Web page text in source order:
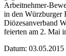
Arbeitnehmer-
in den Würzburger
Diözesanverband
feierten am 2. Mai
Datum: